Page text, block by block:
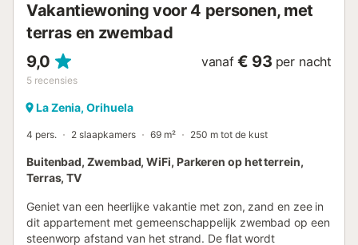
Vakantiewoning voor 4 personen, met
terras en zwembad
9,0
5 recensies
vanaf € 93 per nacht
La Zenia, Orihuela
4 pers. 2 slaapkamers 69 m² 250 m tot de kust
Buitenbad, Zwembad, WiFi, Parkeren op het terrein,
Terras, TV
Geniet van een heerlijke vakantie met zon, zand en zee in
dit appartement met gemeenschappelijk zwembad op een
steenworp afstand van het strand. De flat wordt